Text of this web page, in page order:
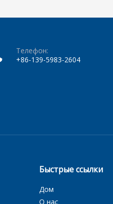
Телефон:
+86-139-5983-2604
Быстрые ссылки
Дом
О нас